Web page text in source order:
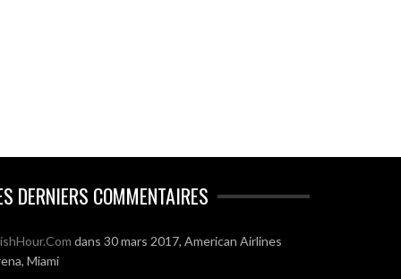
DERNIERS COMMENTAIRES
dans 30 mars 2017, American Airlines
Miami